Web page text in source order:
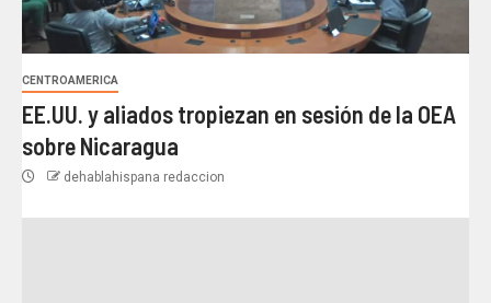
CENTROAMERICA
EE.UU. y aliados tropiezan en sesión de la OEA
sobre Nicaragua
dehablahispana redaccion